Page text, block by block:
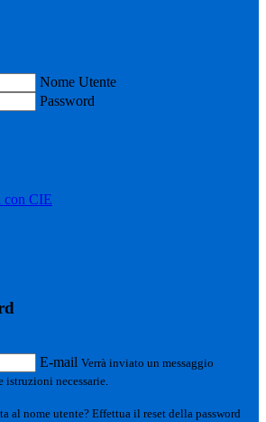
Nome Utente
Password
con CIE
E-mail Verrà inviato un messaggio
necessarie.
al nome utente? Effettua il reset della password